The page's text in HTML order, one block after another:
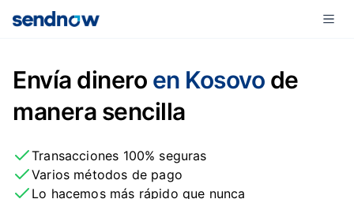
Envía dinero en Kosovo de
manera sencilla
Transacciones 100% seguras
Varios métodos de pago
Lo hacemos más rápido que nunca